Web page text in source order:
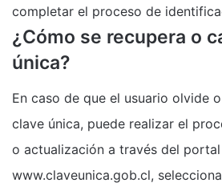
completar el proceso de
¿Cómo se recupera o
única?
En caso de que el usuario olvide
clave única, puede realizar el
o actualización a través del portal
www.claveunica.gob.cl,